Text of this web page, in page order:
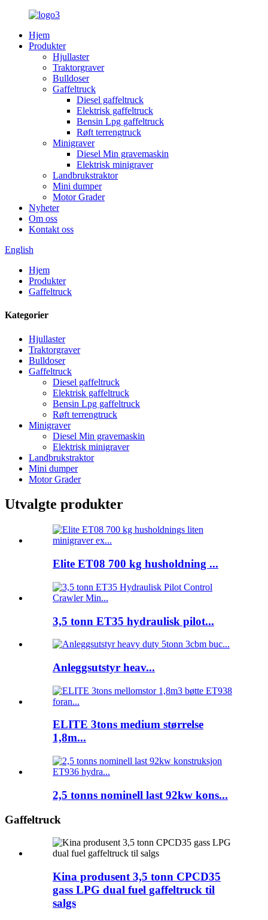
Hjem
Produkter
Hjullaster
Traktorgraver
Bulldoser
Gaffeltruck
Diesel gaffeltruck
Elektrisk gaffeltruck
Bensin Lpg gaffeltruck
Røft terrengtruck
Minigraver
Diesel Min gravemaskin
Elektrisk minigraver
Landbrukstraktor
Mini dumper
Motor Grader
Nyheter
Om oss
Kontakt oss
English
Hjem
Produkter
Gaffeltruck
Kategorier
Hjullaster
Traktorgraver
Bulldoser
Gaffeltruck
Diesel gaffeltruck
Elektrisk gaffeltruck
Bensin Lpg gaffeltruck
Røft terrengtruck
Minigraver
Diesel Min gravemaskin
Elektrisk minigraver
Landbrukstraktor
Mini dumper
Motor Grader
Utvalgte produkter
Elite ET08 700 kg husholdning ...
3,5 tonn ET35 hydraulisk pilot...
Anleggsutstyr heav...
ELITE 3tons medium størrelse
1,8m...
2,5 tonns nominell last 92kw kons...
Gaffeltruck
Kina produsent 3,5 tonn CPCD35
gass LPG dual fuel gaffeltruck til
salgs